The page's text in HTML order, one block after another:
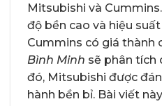
Mitsubishi và
độ bền cao và hiệu
Cummins có giá thành
Bình Minh sẽ phân tích
đó, Mitsubishi được
hành bền bỉ. Bài viết